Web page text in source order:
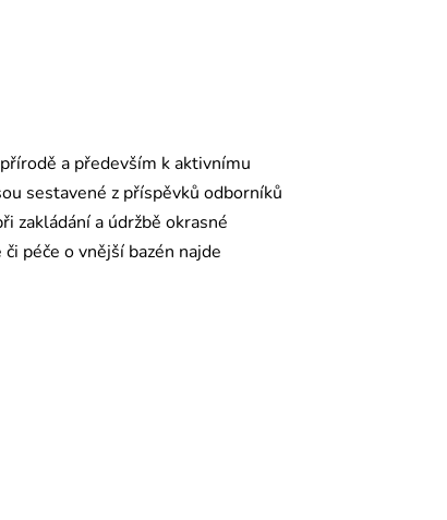
a především k aktivnímu
sestavené z příspěvků odborníků
zakládání a údržbě okrasné
péče o vnější bazén najde